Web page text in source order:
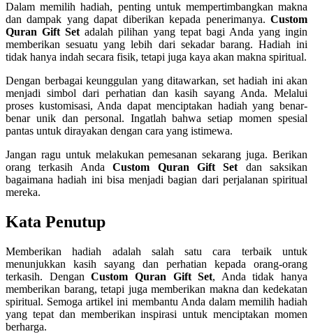
Dalam memilih hadiah, penting untuk mempertimbangkan makna
dan dampak yang dapat diberikan kepada penerimanya. Custom
Quran Gift Setadalah pilihan yang tepat bagi Anda yang ingin
memberikan sesuatu yang lebih dari sekadar barang. Hadiah ini
tidak hanya indah secara fisik, tetapi juga kaya akan makna spiritual.
Dengan berbagai keunggulan yang ditawarkan, set hadiah ini akan
menjadi simbol dari perhatian dan kasih sayang Anda. Melalui
proses kustomisasi, Anda dapat menciptakan hadiah yang benar-
benar unik dan personal. Ingatlah bahwa setiap momen spesial
pantas untuk dirayakan dengan cara yang istimewa.
Jangan ragu untuk melakukan pemesanan sekarang juga. Berikan
orang terkasih AndaCustom Quran Gift Setdan saksikan
bagaimana hadiah ini bisa menjadi bagian dari perjalanan spiritual
mereka.
Kata Penutup
Memberikan hadiah adalah salah satu cara terbaik untuk
menunjukkan kasih sayang dan perhatian kepada orang-orang
terkasih. DenganCustom Quran Gift Set, Anda tidak hanya
memberikan barang, tetapi juga memberikan makna dan kedekatan
spiritual. Semoga artikel ini membantu Anda dalam memilih hadiah
yang tepat dan memberikan inspirasi untuk menciptakan momen
berharga.